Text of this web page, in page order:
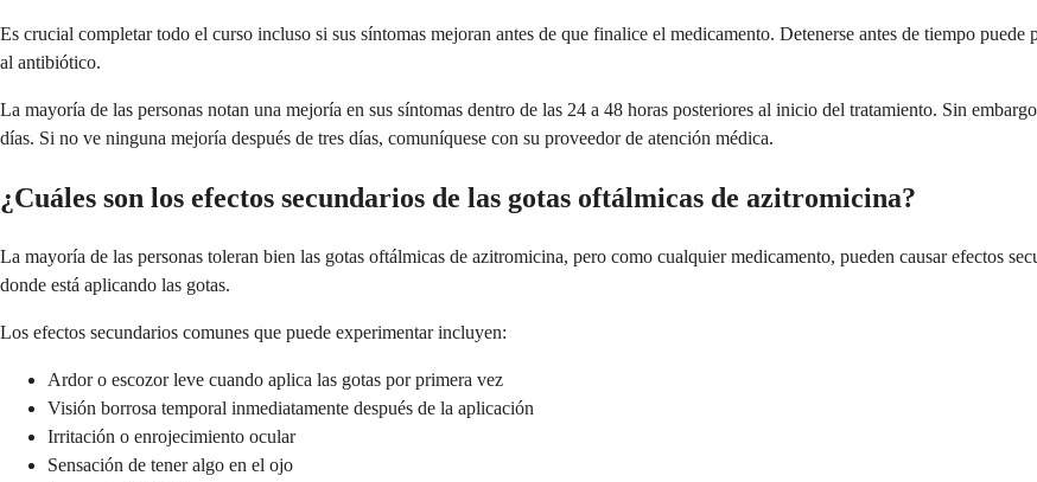
Es crucial completar todo el curso incluso si sus síntomas mejoran antes de que finalice el medicamento. Detenerse antes de tiempo
al antibiótico.
La mayoría de las personas notan una mejoría en sus síntomas dentro de las 24 a 48 horas posteriores al inicio del tratamiento. Sin
días. Si no ve ninguna mejoría después de tres días, comuníquese con su proveedor de atención médica.
¿Cuáles son los efectos secundarios de las gotas oftálmicas de azitromicina?
La mayoría de las personas toleran bien las gotas oftálmicas de azitromicina, pero como cualquier medicamento, pueden causar efectos
donde está aplicando las gotas.
Los efectos secundarios comunes que puede experimentar incluyen:
Ardor o escozor leve cuando aplica las gotas por primera vez
Visión borrosa temporal inmediatamente después de la aplicación
Irritación o enrojecimiento ocular
Sensación de tener algo en el ojo